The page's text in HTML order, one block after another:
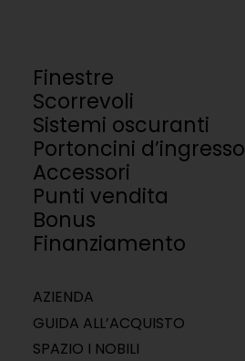
Finestre
Scorrevoli
Sistemi oscuranti
Portoncini d’ingresso
Accessori
Punti vendita
Bonus
Finanziamento
AZIENDA
GUIDA ALL’ACQUISTO
SPAZIO I NOBILI